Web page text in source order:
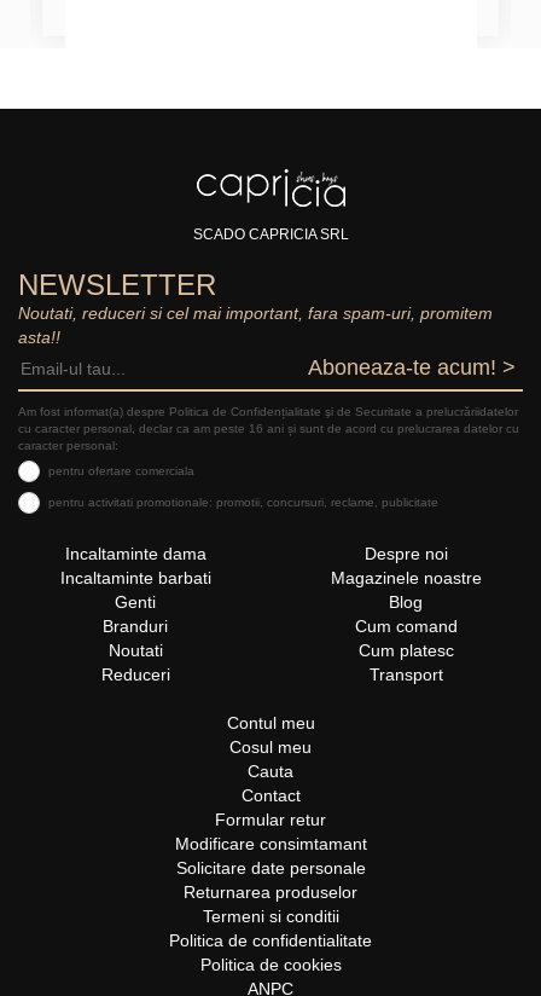
SCADO CAPRICIA SRL
NEWSLETTER
Noutati, reduceri si cel mai important, fara spam-uri, promitem
asta!!
Aboneaza-te acum! >
Am fost informat(a) despre Politica de Confidențialitate şi de Securitate a prelucrăriidatelor
cu caracter personal, declar ca am peste 16 ani și sunt de acord cu prelucrarea datelor cu
caracter personal:
pentru ofertare comerciala
pentru activitati promotionale: promotii, concursuri, reclame, publicitate
Incaltaminte dama
Incaltaminte barbati
Genti
Branduri
Noutati
Reduceri
Despre noi
Magazinele noastre
Blog
Cum comand
Cum platesc
Transport
Contul meu
Cosul meu
Cauta
Contact
Formular retur
Modificare consimtamant
Solicitare date personale
Returnarea produselor
Termeni si conditii
Politica de confidentialitate
Politica de cookies
ANPC